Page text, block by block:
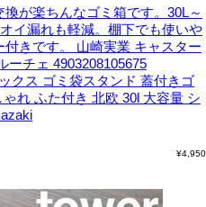
が楽ちんなゴミ箱です。30L～
イ漏れも軽減。棚下でも使いや
きです。
山崎実業 キャスター
ーチェ 4903208105675
クス ゴミ袋スタンド 蓋付きゴ
れ ふた付き 北欧 30l 大容量 シ
¥4,950